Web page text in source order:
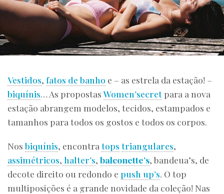
Vestidos, fatos de banho e – as estrela da estação! –
biquínis… As propostasWomen’secret para a nova
estação abrangem modelos, tecidos, estampados e
tamanhos para todos os gostos e todos os corpos.
Nos biquínis, encontra tops triangulares,
assimétricos, halter’s, balconette’s, bandeua’s, de
decote direito ou redondo e push up’s. O top
multiposições é a grande novidade da coleção! Nas